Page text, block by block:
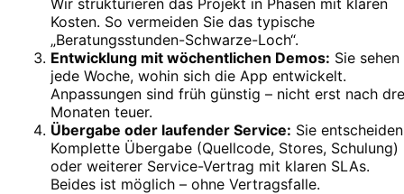
Kosten. So vermeiden Sie das typische
„Beratungsstunden-Schwarze-Loch“.
Entwicklung mit wöchentlichen Demos: Sie sehen
jede Woche, wohin sich die App entwickelt.
Anpassungen sind früh günstig – nicht erst nach
Monaten teuer.
Übergabe oder laufender Service: Sie
Komplette Übergabe (Quellcode, Stores, Schulung)
oder weiterer Service-Vertrag mit klaren SLAs.
Beides ist möglich – ohne Vertragsfalle.